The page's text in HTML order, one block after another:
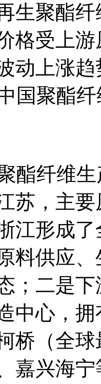
生聚酯
格受上
动上涨
国聚酯
纤维生
苏，主
江形成
料供应
；二是
中心，
桥（全
嘉兴海